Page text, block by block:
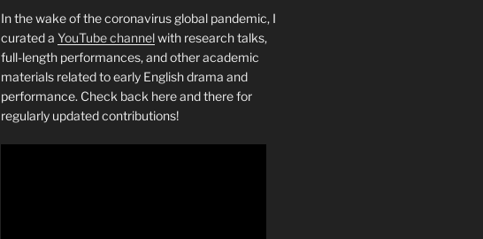
In the wake of the coronavirus global pandemic, I
curated a YouTube channelwith research talks,
full-length performances, and other academic
materials related to early English drama and
performance. Check back here and there for
regularly updated contributions!